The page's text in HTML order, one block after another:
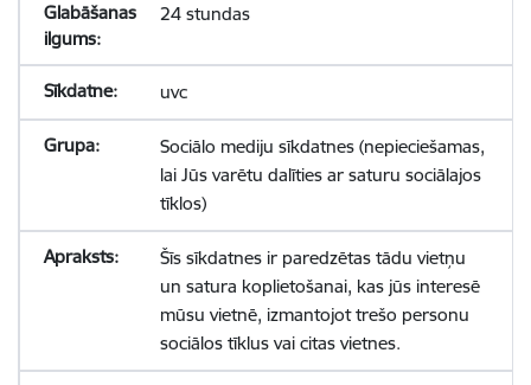
24 stundas
uvc
Sociālo mediju sīkdatnes (nepieciešamas,
lai Jūs varētu dalīties ar saturu sociālajos
tīklos)
Šīs sīkdatnes ir paredzētas tādu vietņu
un satura koplietošanai, kas jūs interesē
mūsu vietnē, izmantojot trešo personu
sociālos tīklus vai citas vietnes.